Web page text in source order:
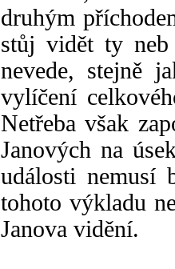
druhým
stůj vidět ty
nevede, stejně
vylíčení
Netřeba však
Janových na
události nemusí
tohoto výkladu
Janova vidění.